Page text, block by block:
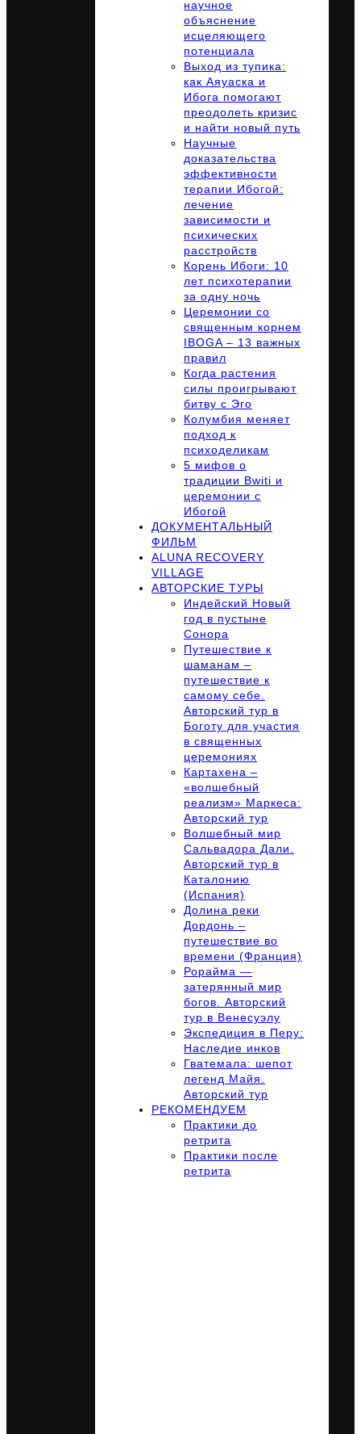
научное
объяснение
исцеляющего
потенциала
Выход из тупика:
как Аяуаска и
Ибога помогают
преодолеть кризис
и найти новый путь
Научные
доказательства
эффективности
терапии Ибогой:
лечение
зависимости и
психических
расстройств
Корень Ибоги: 10
лет психотерапии
за одну ночь
Церемонии со
священным корнем
IBOGA – 13 важных
правил
Когда растения
силы проигрывают
битву с Эго
Колумбия меняет
подход к
психоделикам
5 мифов о
традиции Bwiti и
церемонии с
Ибогой
ДОКУМЕНТАЛЬНЫЙ
ФИЛЬМ
ALUNA RECOVERY
VILLAGE
АВТОРСКИЕ ТУРЫ
Индейский Новый
год в пустыне
Сонора
Путешествие к
шаманам –
путешествие к
самому себе.
Авторский тур в
Боготу для участия
в священных
церемониях
Картахена –
«волшебный
реализм» Маркеса:
Авторский тур
Волшебный мир
Сальвадора Дали.
Авторский тур в
Каталонию
(Испания)
Долина реки
Дордонь –
путешествие во
времени (Франция)
Рорайма —
затерянный мир
богов. Авторский
тур в Венесуэлу
Экспедиция в Перу:
Наследие инков
Гватемала: шепот
легенд Майя.
Авторский тур
РЕКОМЕНДУЕМ
Практики до
ретрита
Практики после
ретрита